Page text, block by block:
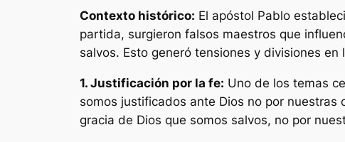
Contexto histórico: El apóstol Pablo
partida, surgieron falsos maestros que
salvos. Esto generó tensiones y divisiones en
1. Justificación por la fe: Uno de los temas
somos justificados ante Dios no por nuestras
gracia de Dios que somos salvos, no por